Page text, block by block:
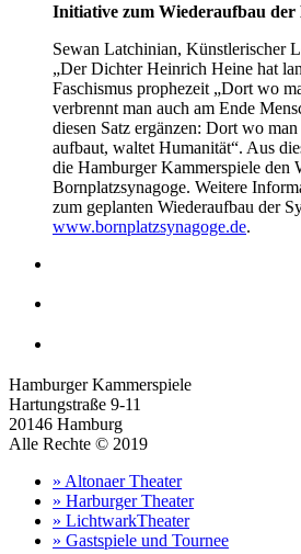
Initiative zum Wiederaufbau der
Sewan Latchinian, Künstlerischer
„Der Dichter Heinrich Heine hat
Faschismus prophezeit „Dort wo
verbrennt man auch am Ende
diesen Satz ergänzen: Dort wo
aufbaut, waltet Humanität“. Aus
die Hamburger Kammerspiele den
Bornplatzsynagoge. Weitere
zum geplanten Wiederaufbau der
www.bornplatzsynagoge.de.
Hamburger Kammerspiele
Hartungstraße 9-11
20146 Hamburg
Alle Rechte © 2019
» Altonaer Theater
» Harburger Theater
» LichtwarkTheater
» Gastspiele und Tournee